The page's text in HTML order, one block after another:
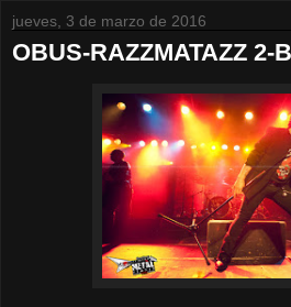
jueves, 3 de marzo de 2016
OBUS-RAZZMATAZZ 2-